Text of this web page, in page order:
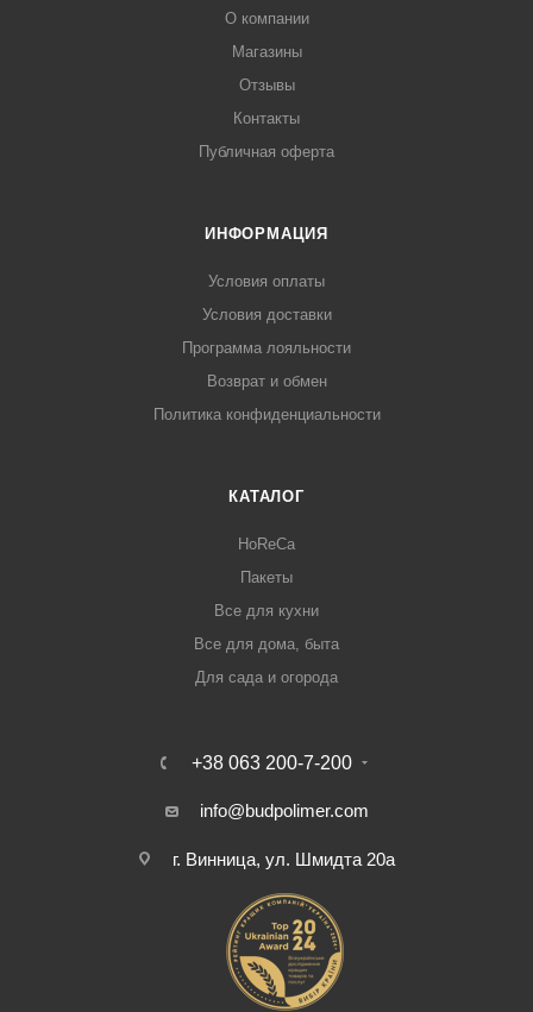
О компании
Магазины
Отзывы
Контакты
Публичная оферта
ИНФОРМАЦИЯ
Условия оплаты
Условия доставки
Программа лояльности
Возврат и обмен
Политика конфиденциальности
КАТАЛОГ
HoReCa
Пакеты
Все для кухни
Все для дома, быта
Для сада и огорода
+38 063 200-7-200
info@budpolimer.com
г. Винница, ул. Шмидта 20а